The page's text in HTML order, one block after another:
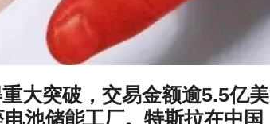
大突破，交易金额逾5.5亿美
池储能工厂。特斯拉在中国